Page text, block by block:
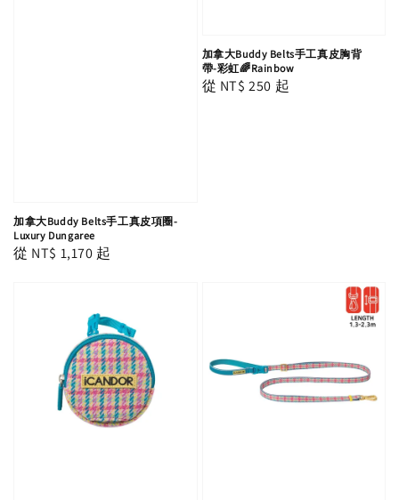
加拿大Buddy Belts手工真皮項圈-
Luxury Dungaree
Regular
從 NT$ 1,170 起
加拿大Buddy Belts手工真皮胸背
帶-彩虹🌈Rainbow
Regular
從 NT$ 250 起